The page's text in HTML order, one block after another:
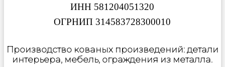
ИНН 581204051320
ОГРНИП 314583728300010
Производство кованых произведений: детали
интерьера, мебель, ограждения из металла.